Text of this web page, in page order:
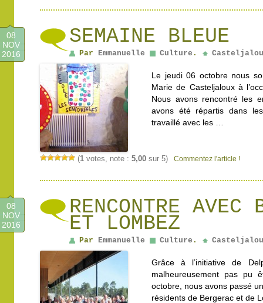
SEMAINE BLEUE
08
NOV
2016
Par Emmanuelle Culture .
Le jeudi 06 octobre nous
Marie de Casteljaloux à
Nous avons rencontré les
avons été répartis dans
travaillé avec les …
(1 votes, note : 5,00 sur 5) Commentez l'article !
RENCONTRE AVEC
ET LOMBEZ
08
NOV
2016
Par Emmanuelle Culture .
Grâce à l’initiative de
malheureusement pas pu
octobre, nous avons passé
résidents de Bergerac et de